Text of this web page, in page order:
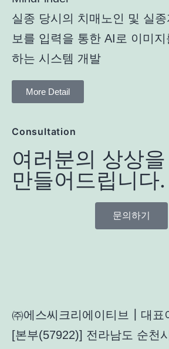
실종 당시의 치매노인 및 실
보를 입력을 통한 AI로 이미
하는 시스템 개발
More Detail
Consultation
여러분의 상상
만들어드립니다.
문의하기
㈜에스씨크리에이티브┃대표
[본부(57922)] 전라남도 순천